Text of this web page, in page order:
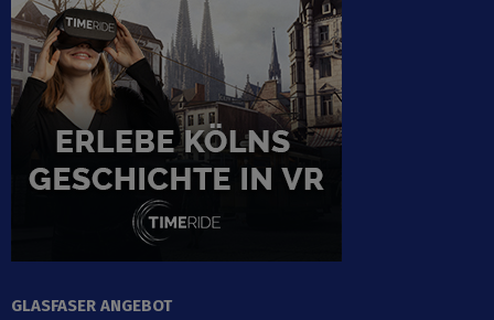
GLASFASER ANGEBOT